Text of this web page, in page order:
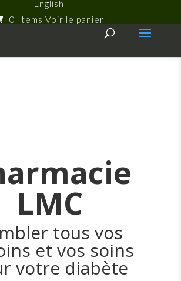
English
0 Items
LMC
tous vos
et vos soins
votre diabète